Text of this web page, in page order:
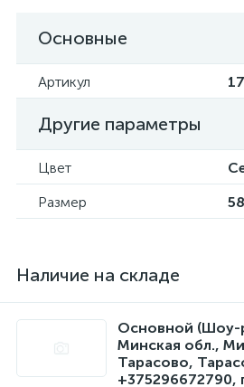
Основные
Артикул
Другие параметры
Цвет
Размер
Наличие на складе
Основной (Шоу-
Минская обл.,
Тарасово,
+375296672790,